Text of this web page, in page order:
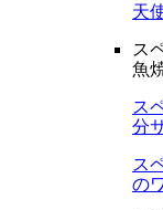
天
ス
魚
ス
分
ス
の